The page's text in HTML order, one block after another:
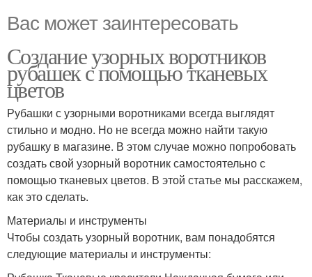
Вас может заинтересовать
Создание узорных воротников
рубашек с помощью тканевых
цветов
Рубашки с узорными воротниками всегда выглядят
стильно и модно. Но не всегда можно найти такую
рубашку в магазине. В этом случае можно попробовать
создать свой узорный воротник самостоятельно с
помощью тканевых цветов. В этой статье мы расскажем,
как это сделать.
Материалы и инструменты
Чтобы создать узорный воротник, вам понадобятся
следующие материалы и инструменты: